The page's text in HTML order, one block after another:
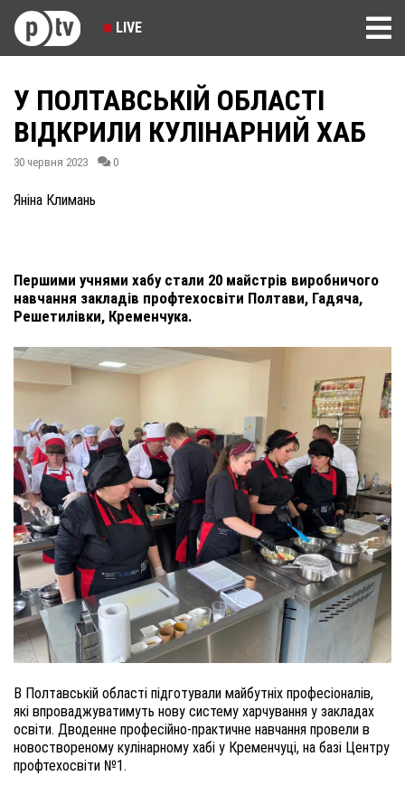
LIVE
У ПОЛТАВСЬКІЙ ОБЛАСТІ
ВІДКРИЛИ КУЛІНАРНИЙ ХАБ
30 червня 2023 0
Яніна Климань
Першими учнями хабу стали 20 майстрів виробничого
навчання закладів профтехосвіти Полтави, Гадяча,
Решетилівки, Кременчука.
В Полтавській області підготували майбутніх професіоналів,
які впроваджуватимуть нову систему харчування у закладах
освіти. Дводенне професійно-практичне навчання провели в
новоствореному кулінарному хабі у Кременчуці, на базі Центру
профтехосвіти №1.